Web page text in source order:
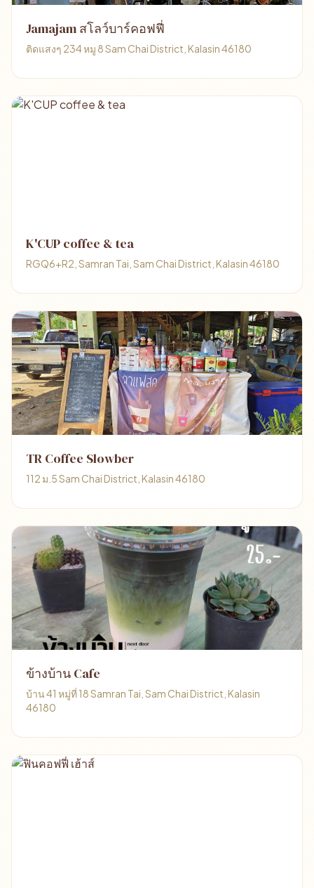
Jamajam สโลว์บาร์คอฟฟี่
ติดแสงๆ 234 หมู 8 Sam Chai District, Kalasin 46180
K'CUP coffee & tea
RGQ6+R2, Samran Tai, Sam Chai District, Kalasin 46180
TR Coffee Slowber
112 ม.5 Sam Chai District, Kalasin 46180
ข้างบ้าน Cafe
บ้าน 41 หมู่ที่ 18 Samran Tai, Sam Chai District, Kalasin
46180